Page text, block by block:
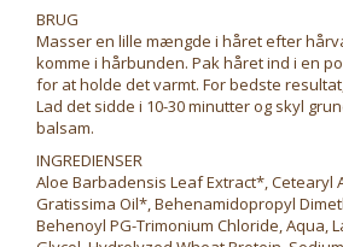
BRUG
Masser en lille mængde i håret efter
komme i hårbunden. Pak håret ind i en
for at holde det varmt. For bedste
Lad det sidde i 10-30 minutter og skyl
balsam.
INGREDIENSER
Aloe Barbadensis Leaf Extract*, Cetearyl
Gratissima Oil*, Behenamidopropyl
Behenoyl PG-Trimonium Chloride, Aqua,